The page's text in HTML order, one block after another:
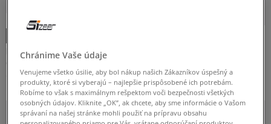
-10 % S KÓDOM: TOP (MIN. 70 €)
NIKE AIR FORCE 1 RETRO PRM ESS
130 € 150 €
NEW
Chránime Vaše údaje
Venujeme všetko úsilie, aby bol nákup našich Zákazníkov úspešný a
produkty, ktoré si vyberajú – najlepšie prispôsobené ich potrebám.
Robíme to však s maximálnym rešpektom voči bezpečnosti všetkých
osobných údajov. Kliknite „OK”, ak chcete, aby sme informácie o Vašom
správaní na našej stránke mohli použiť na prípravu obsahu